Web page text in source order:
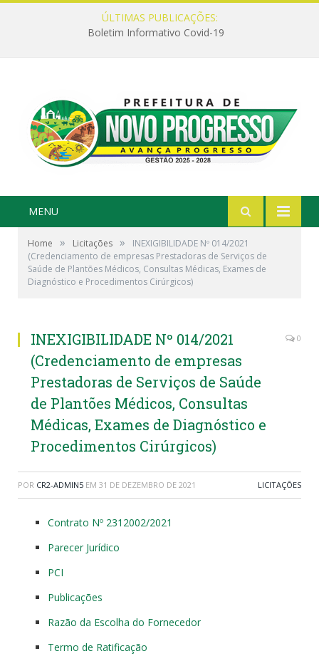
ÚLTIMAS PUBLICAÇÕES:
Boletim Informativo Covid-19
MENU
Home » Licitações »
INEXIGIBILIDADE Nº 014/2021
(Credenciamento de empresas Prestadoras de Serviços de
Saúde de Plantões Médicos, Consultas Médicas, Exames de
Diagnóstico e Procedimentos Cirúrgicos)
INEXIGIBILIDADE Nº 014/2021
(Credenciamento de empresas
Prestadoras de Serviços de Saúde
de Plantões Médicos, Consultas
Médicas, Exames de Diagnóstico e
Procedimentos Cirúrgicos)
0
POR CR2-ADMIN5 EM 31 DE DEZEMBRO DE 2021 LICITAÇÕES
Contrato Nº 2312002/2021
Parecer Jurídico
PCI
Publicações
Razão da Escolha do Fornecedor
Termo de Ratificação